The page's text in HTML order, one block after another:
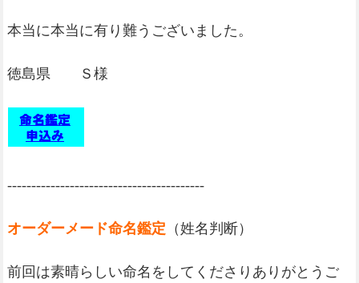
本当に本当に有り難うございました。
徳島県 Ｓ様
-----------------------------------------
オーダーメード命名鑑定 （姓名判断）
前回は素晴らしい命名をしてくださりありがとうご